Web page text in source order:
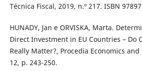
Técnica Fiscal, 2019, n.º 217. ISBN
HUNADY, Jan e ORVISKA, Marta.
Direct Investment in EU Countries – Do
Really Matter?, Procedia Economics and
12, p. 243-250.